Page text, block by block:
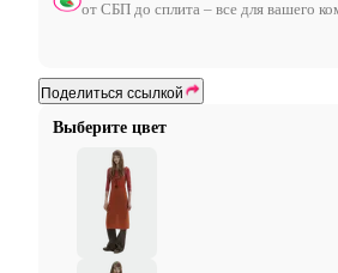
Выберите цвет
от СБП до сплита – все для вашего
Поделиться ссылкой